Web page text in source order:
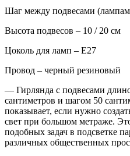
Шаг между подвесами
Высота подвесов – 10 / 20 см
Цоколь для ламп – Е27
Провод – черный резиновый
— Гирлянда с подвесами
сантиметров и шагом 50
показывает, если нужно
свет при большом метраже.
подобных задач в подсветке
различных общественных